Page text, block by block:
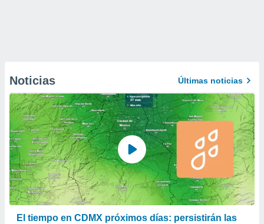
Noticias Últimas noticias
El tiempo en CDMX próximos días: persistirán las